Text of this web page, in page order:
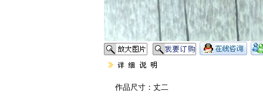
作品尺寸：丈二